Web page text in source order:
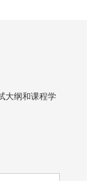
大纲和课程学